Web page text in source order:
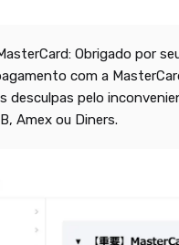
Obrigado por
com a
desculpas pelo
Amex ou Diners.